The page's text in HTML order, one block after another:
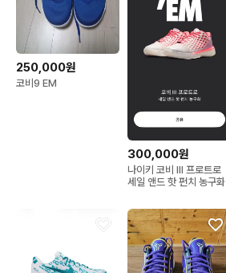
250,000원
코비9 EM
300,000원
나이키 코비 III 프로트로
세일 앤드 핫 펀치 농구화